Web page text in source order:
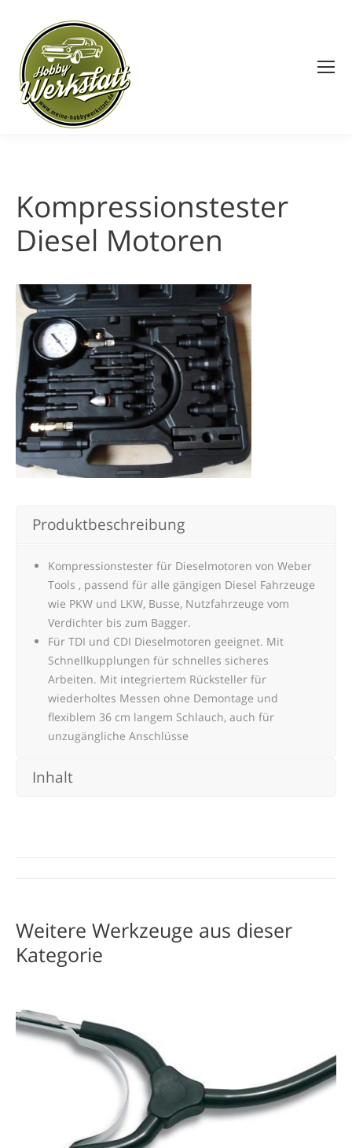
Search:
Kompressionstester
Diesel Motoren
Produktbeschreibung
Kompressionstester für Dieselmotoren von Weber
Tools , passend für alle gängigen Diesel Fahrzeuge
wie PKW und LKW, Busse, Nutzfahrzeuge vom
Verdichter bis zum Bagger.
Für TDI und CDI Dieselmotoren geeignet. Mit
Schnellkupplungen für schnelles sicheres
Arbeiten. Mit integriertem Rücksteller für
wiederholtes Messen ohne Demontage und
flexiblem 36 cm langem Schlauch, auch für
unzugängliche Anschlüsse
Inhalt
Project
Weitere Werkzeuge aus dieser
Kategorie